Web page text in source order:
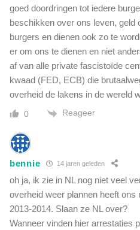
goed doordringen tot iedere
beschikken over ons leven, geld
burgers en dienen ook zo te
er om ons te dienen en niet
af van alle private fascistoïde
kwaad (FED, ECB) die
overheid de lakens in de wereld
0 Reageer
bennie 14 jaren geleden
oh ja, ik zie in NL nog niet veel
overheid weer plannen heeft
2013-2014. Slaan ze NL over?
Wanneer vinden hier arrestaties